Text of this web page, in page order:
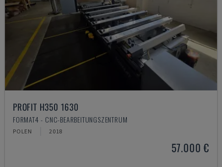
PROFIT H350 1630
FORMAT4 - CNC-BEARBEITUNGSZENTRUM
POLEN 2018
57.000 €